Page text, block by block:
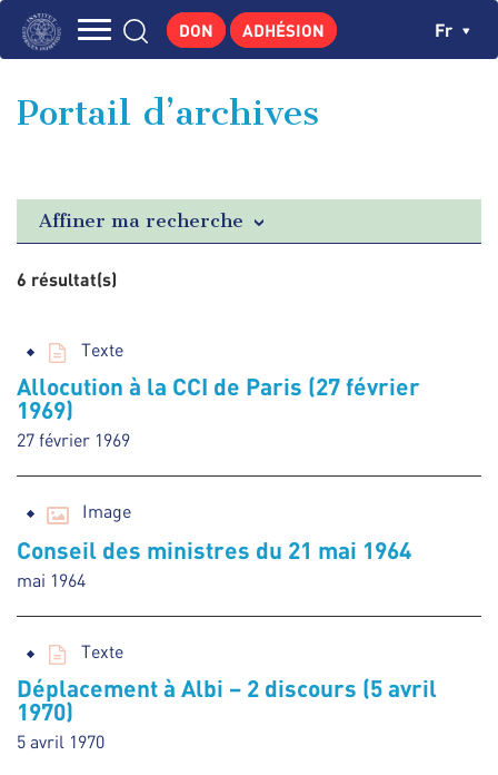
Aller
principale
GEORGES POMPIDOU
PUBLICATIONS
ACTUALITÉS
DON ADHÉSION Fr
Portail d’archives
Affiner ma recherche
6 résultat(s)
Texte
Allocution à la CCI de Paris (27 février
1969)
27 février 1969
Image
Conseil des ministres du 21 mai 1964
mai 1964
Texte
Déplacement à Albi – 2 discours (5 avril
1970)
5 avril 1970
Panneau de gestion des cookies